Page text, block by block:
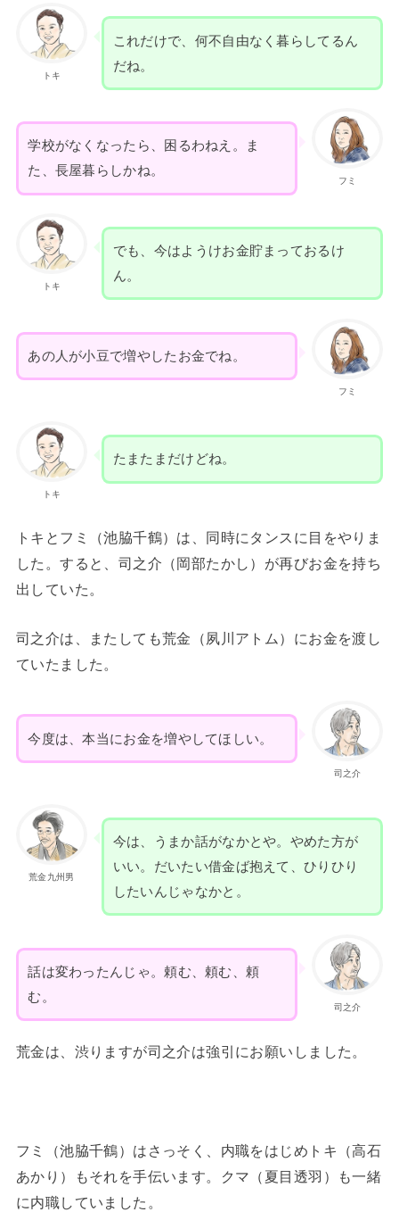
トキ
これだけで、何不自由なく暮らしてるん
だね。
フミ
学校がなくなったら、困るわねえ。ま
た、長屋暮らしかね。
トキ
でも、今はようけお金貯まっておるけ
ん。
フミ
あの人が小豆で増やしたお金でね。
トキ
たまたまだけどね。
トキとフミ（池脇千鶴）は、同時にタンスに目をやりま
した。すると、司之介（岡部たかし）が再びお金を持ち
出していた。
司之介は、またしても荒金（夙川アトム）にお金を渡し
ていたました。
司之介
今度は、本当にお金を増やしてほしい。
荒金九州男
今は、うまか話がなかとや。やめた方が
いい。だいたい借金ば抱えて、ひりひり
したいんじゃなかと。
司之介
話は変わったんじゃ。頼む、頼む、頼
む。
荒金は、渋りますが司之介は強引にお願いしました。
フミ（池脇千鶴）はさっそく、内職をはじめトキ（高石
あかり）もそれを手伝います。クマ（夏目透羽）も一緒
に内職していました。